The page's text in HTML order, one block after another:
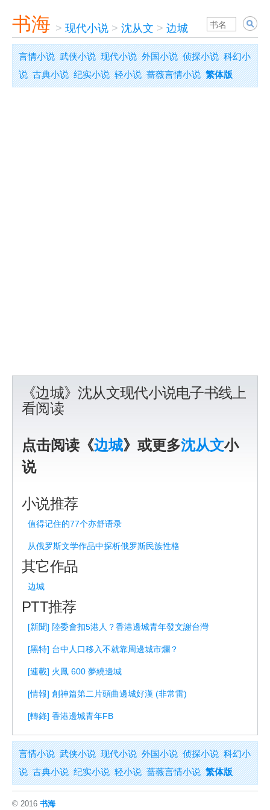
书海 > 现代小说 > 沈从文 > 边城
言情小说 武侠小说 现代小说 外国小说 侦探小说 科幻小
说 古典小说 纪实小说 轻小说 蔷薇言情小说 繁体版
《边城》沈从文现代小说电子书线上
看阅读
点击阅读《边城》或更多沈从文小
说
小说推荐
值得记住的77个亦舒语录
从俄罗斯文学作品中探析俄罗斯民族性格
其它作品
边城
PTT推荐
[新聞] 陸委會扣5港人？香港邊城青年發文謝台灣
[黑特] 台中人口移入不就靠周邊城市爛？
[連載] 火鳳 600 夢繞邊城
[情報] 創神篇第二片頭曲邊城好漢 (非常雷)
[轉錄] 香港邊城青年FB
言情小说 武侠小说 现代小说 外国小说 侦探小说 科幻小
说 古典小说 纪实小说 轻小说 蔷薇言情小说 繁体版
© 2016 书海